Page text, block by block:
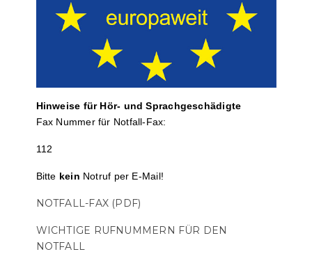
Hinweise für Hör- und Sprach­ge­schä­digte
Fax Nummer für Notfall-Fax:
112
Bitte kein Notruf per E-Mail!
NOTFALL-FAX (PDF)
WICHTIGE RUFNUMMERN FÜR DEN
NOTFALL